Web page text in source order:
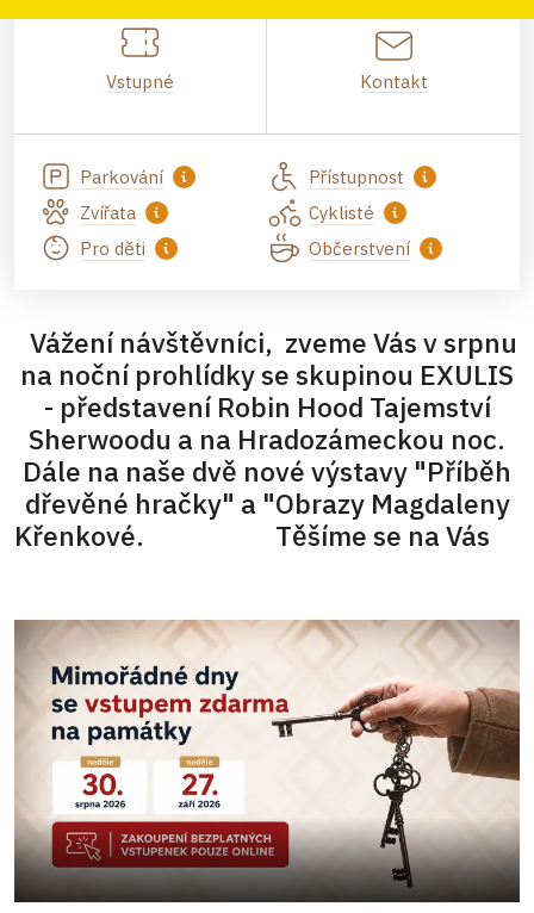
Vstupné Kontakt
Parkování
Přístupnost
Zvířata
Cyklisté
Pro děti
Občerstvení
Vážení návštěvníci, zveme Vás v srpnu
na noční prohlídky se skupinou EXULIS
- představení Robin Hood Tajemství
Sherwoodu a na Hradozámeckou noc.
Dále na naše dvě nové výstavy "Příběh
dřevěné hračky" a "Obrazy Magdaleny
Křenkové. Těšíme se na Vás